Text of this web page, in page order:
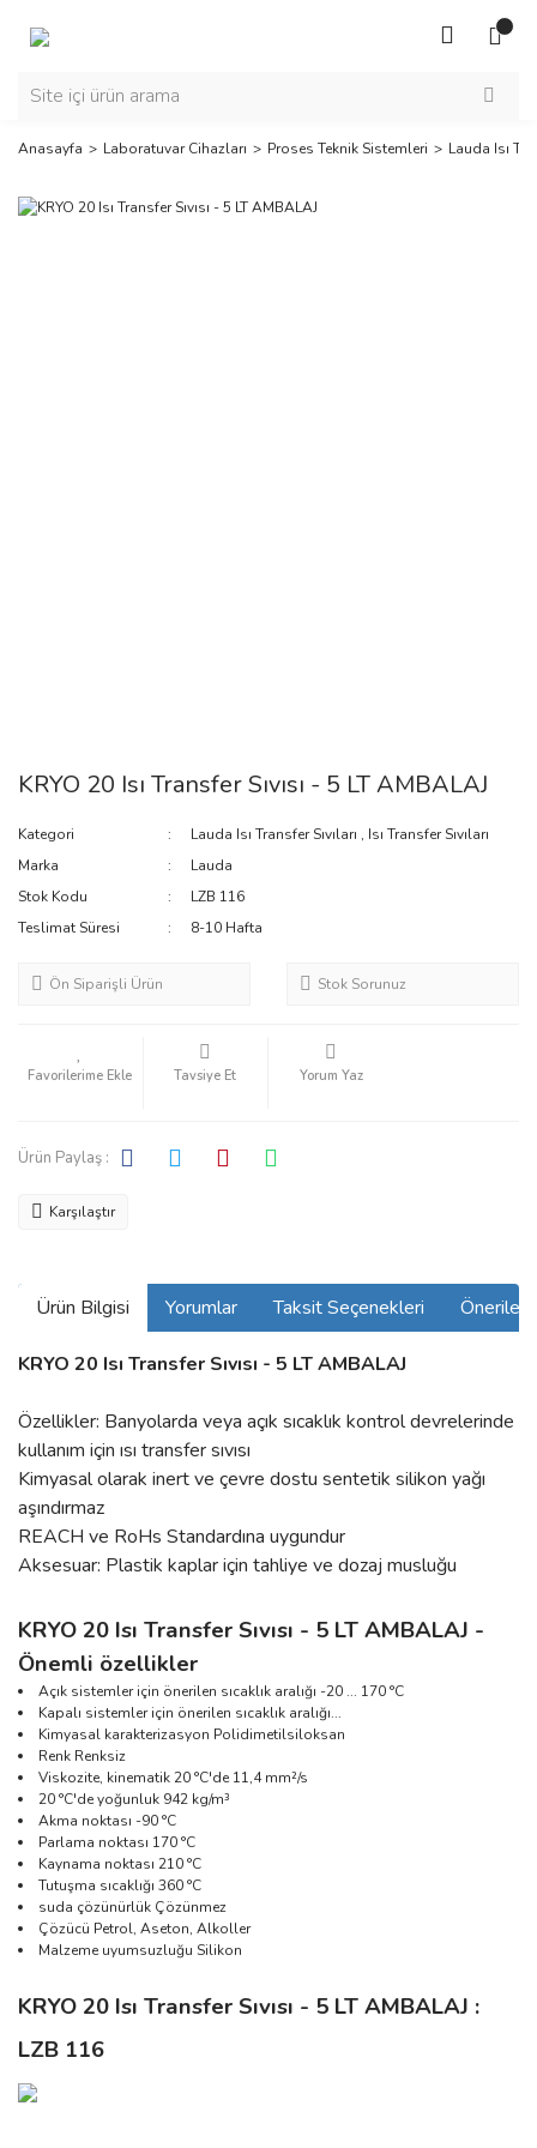
Anasayfa Laboratuvar Cihazları Proses Teknik Sistemleri Lauda Isı
KRYO 20 Isı Transfer Sıvısı - 5 LT AMBALAJ
Kategori Lauda Isı Transfer Sıvıları, Isı Transfer Sıvıları
Marka
Lauda
Stok Kodu
LZB 116
Teslimat Süresi
8-10 Hafta
Ön Siparişli Ürün Stok Sorunuz
Tavsiye Et Yorum Yaz
Ürün Paylaş :
Karşılaştır
Ürün Bilgisi Yorumlar Taksit Seçenekleri
KRYO 20 Isı Transfer Sıvısı - 5 LT AMBALAJ
Özellikler: Banyolarda veya açık sıcaklık kontrol devrelerinde
kullanım için ısı transfer sıvısı
Kimyasal olarak inert ve çevre dostu sentetik silikon yağı
aşındırmaz
REACH ve RoHs Standardına uygundur
Aksesuar: Plastik kaplar için tahliye ve dozaj musluğu
KRYO 20 Isı Transfer Sıvısı - 5 LT AMBALAJ -
Önemli özellikler
Açık sistemler için önerilen sıcaklık aralığı -20 ... 170 °C
Kapalı sistemler için önerilen sıcaklık aralığı...
Kimyasal karakterizasyon Polidimetilsiloksan
Renk Renksiz
Viskozite, kinematik 20 °C'de 11,4 mm²/s
20 °C'de yoğunluk 942 kg/m³
Akma noktası -90 °C
Parlama noktası 170 °C
Kaynama noktası 210 °C
Tutuşma sıcaklığı 360 °C
suda çözünürlük Çözünmez
Çözücü Petrol, Aseton, Alkoller
Malzeme uyumsuzluğu Silikon
KRYO 20 Isı Transfer Sıvısı - 5 LT AMBALAJ :
LZB 116